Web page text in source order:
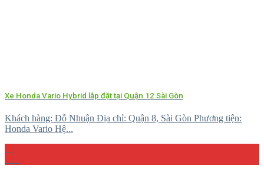
Xe Honda Vario Hybrid lắp đặt tại Quận 12 Sài Gòn
Khách hàng: Đỗ Nhuận Địa chỉ: Quận 8, Sài Gòn Phương tiện:
Honda Vario Hệ...